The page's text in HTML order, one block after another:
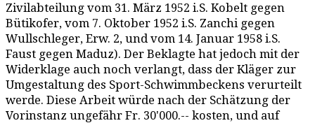
Zivilabteilung vom 31. März 1952 i.S. Kobelt gegen
Bütikofer, vom 7. Oktober 1952 i.S. Zanchi gegen
Wullschleger, Erw. 2, und vom 14. Januar 1958 i.S.
Faust gegen Maduz). Der Beklagte hat jedoch mit der
Widerklage auch noch verlangt, dass der Kläger zur
Umgestaltung des Sport-Schwimmbeckens verurteilt
werde. Diese Arbeit würde nach der Schätzung der
Vorinstanz ungefähr Fr. 30'000.-- kosten, und auf